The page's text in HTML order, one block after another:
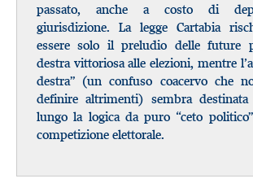
passato, anche a costo di
giurisdizione. La legge Cartabia
essere solo il preludio delle future
destra vittoriosa alle elezioni, mentre
destra” (un confuso coacervo che
definire altrimenti) sembra
lungo la logica da puro “ceto
competizione elettorale.